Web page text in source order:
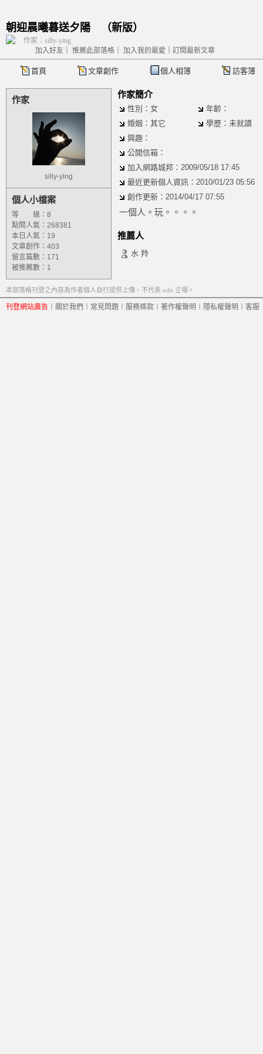
朝迎晨曦暮送夕陽 （新版）
首頁 文章創作 個人相簿 訪客簿
加入好友 推薦此部落格 加入我的最愛 訂閱最新文章
作家：silly-ying
作家
silly-ying
個人小檔案
等 級：8
點閱人氣：268381
本日人氣：19
文章創作：403
留言篇數：171
被推薦數： 1
作家簡介
性別：女
年齡：
婚姻：其它
學歷：未就讀
興趣：
公開信箱：
加入網路城邦：2009/05/18 17:45
最近更新個人資訊：2010/01/23 05:56
創作更新：2014/04/17 07:55
一個人。玩。。。。
推薦人
水 羚
本部落格刊登之內容為作者個人自行提供上傳，不代表 udn 立場。
刊登網站廣告 關於我們 常見問題 服務條款 著作權聲明 隱私權聲明 客服